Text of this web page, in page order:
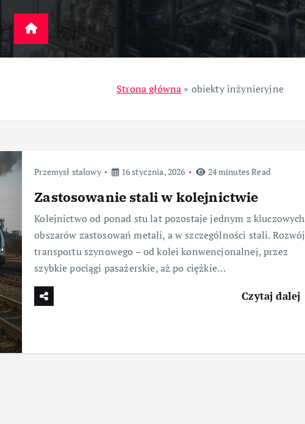
Przemysł
Strona główna » obiekty inżynieryjne
Przemysł stalowy 16 stycznia, 2026 24 minutes Read
Zastosowanie stali w kolejnictwie
Kolejnictwo od ponad stu lat pozostaje jednym z kluczowych
obszarów zastosowań metali, a w szczególności stali. Rozwój
transportu szynowego – od kolei konwencjonalnej, przez
szybkie pociągi pasażerskie, aż po ciężkie…
Czytaj dalej